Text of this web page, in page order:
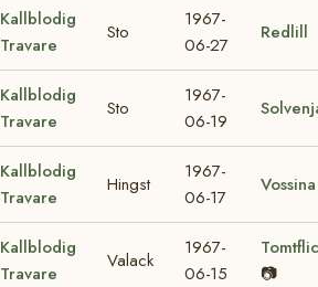
Kallblodig
Travare
Sto
1967-
06-27
Redlill
Kallblodig
Travare
Sto
1967-
06-19
Kallblodig
Travare
Hingst
1967-
06-17
Vossina
Kallblodig
Travare
Valack
1967-
06-15
📷